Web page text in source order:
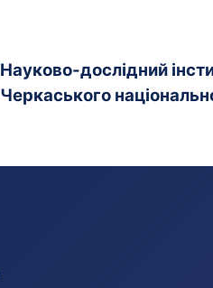
Науково-дослідний
Черкаського